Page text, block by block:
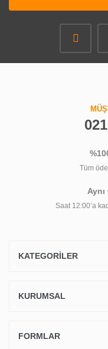
Tüm
Saat 12:00’a
KATEGORİLER
KURUMSAL
FORMLAR